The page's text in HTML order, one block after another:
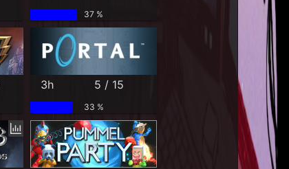
37 %
3h 5 / 15
33 %